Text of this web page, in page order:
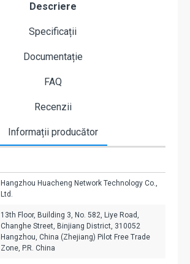
Descriere
Specificații
Documentație
FAQ
Recenzii
Informații producător
Hangzhou Huacheng Network Technology Co.,
Ltd.
13th Floor, Building 3, No. 582, Liye Road,
Changhe Street, Binjiang District, 310052
Hangzhou, China (Zhejiang) Pilot Free Trade
Zone, P.R. China